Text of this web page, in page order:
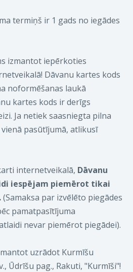
termiņš ir 1 gads no iegādes
izmantot iepērkoties
Dāvanu kartes kods
noformēšanas laukā
kartes kods ir derīgs
Ja netiek saasniegta pilna
pasūtījumā, atlikusī
internetveikalā, Dāvanu
iespējam piemērot tikai
(Samaksa par izvēlēto piegādes
pamatpasītījuma
nevar piemērot piegādei).
uzrādot Kurmīšu
Ūdrīšu pag., Rakuti, "Kurmīši"!